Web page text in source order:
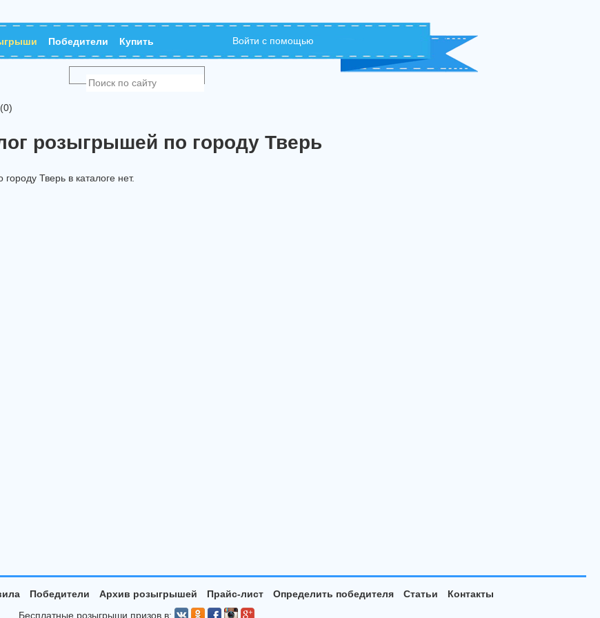
Победители Купить Войти с помощью
розыгрышей по городу Тверь
Тверь в каталоге нет.
Победители Архив розыгрышей Прайс-лист Определить победителя Статьи
Контакты
Бесплатные розыгрыши призов в: